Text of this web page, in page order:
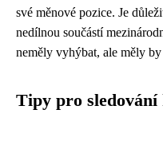
své měnové pozice. Je
nedílnou součástí
neměly vyhýbat, ale měly
Tipy pro